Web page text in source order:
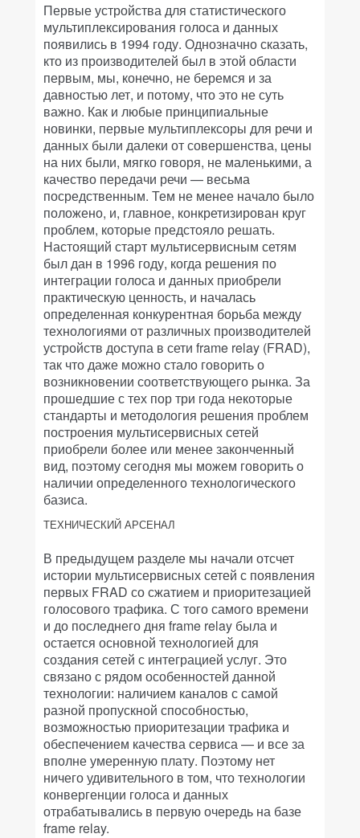
Первые устройства для статистического
мультиплексирования голоса и данных
появились в 1994 году. Однозначно сказать,
кто из производителей был в этой области
первым, мы, конечно, не беремся и за
давностью лет, и потому, что это не суть
важно. Как и любые принципиальные
новинки, первые мультиплексоры для речи и
данных были далеки от совершенства, цены
на них были, мягко говоря, не маленькими, а
качество передачи речи — весьма
посредственным. Тем не менее начало было
положено, и, главное, конкретизирован круг
проблем, которые предстояло решать.
Настоящий старт мультисервисным сетям
был дан в 1996 году, когда решения по
интеграции голоса и данных приобрели
практическую ценность, и началась
определенная конкурентная борьба между
технологиями от различных производителей
устройств доступа в сети frame relay (FRAD),
так что даже можно стало говорить о
возникновении соответствующего рынка. За
прошедшие с тех пор три года некоторые
стандарты и методология решения проблем
построения мультисервисных сетей
приобрели более или менее законченный
вид, поэтому сегодня мы можем говорить о
наличии определенного технологического
базиса.
ТЕХНИЧЕСКИЙ АРСЕНАЛ
В предыдущем разделе мы начали отсчет
истории мультисервисных сетей с появления
первых FRAD со сжатием и приоритезацией
голосового трафика. С того самого времени
и до последнего дня frame relay была и
остается основной технологией для
создания сетей с интеграцией услуг. Это
связано с рядом особенностей данной
технологии: наличием каналов с самой
разной пропускной способностью,
возможностью приоритезации трафика и
обеспечением качества сервиса — и все за
вполне умеренную плату. Поэтому нет
ничего удивительного в том, что технологии
конвергенции голоса и данных
отрабатывались в первую очередь на базе
frame relay.